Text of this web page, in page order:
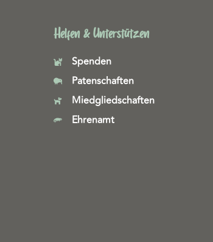
Helfen & Unterstützen
Spenden
Patenschaften
Miedgliedschaften
Ehrenamt